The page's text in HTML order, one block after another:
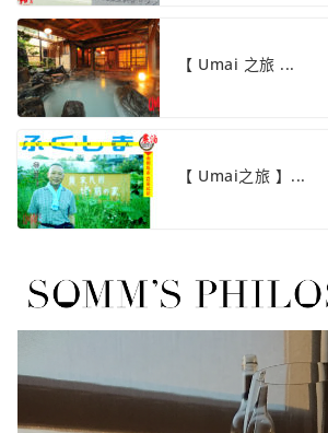
【 Umai 之旅 ...
【 Umai之旅 】...